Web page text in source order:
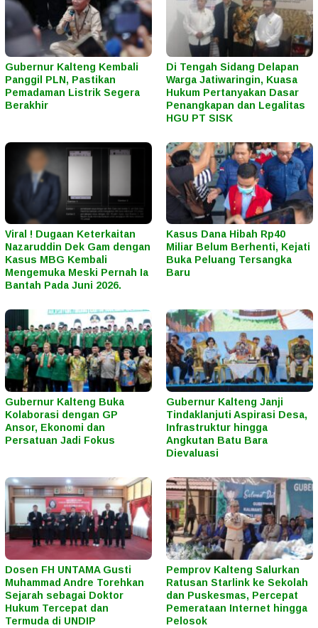
Gubernur Kalteng Kembali
Panggil PLN, Pastikan
Pemadaman Listrik Segera
Berakhir
Di Tengah Sidang Delapan
Warga Jatiwaringin, Kuasa
Hukum Pertanyakan Dasar
Penangkapan dan Legalitas
HGU PT SISK
Viral ! Dugaan Keterkaitan
Nazaruddin Dek Gam dengan
Kasus MBG Kembali
Mengemuka Meski Pernah Ia
Bantah Pada Juni 2026.
Kasus Dana Hibah Rp40
Miliar Belum Berhenti, Kejati
Buka Peluang Tersangka
Baru
Gubernur Kalteng Buka
Kolaborasi dengan GP
Ansor, Ekonomi dan
Persatuan Jadi Fokus
Gubernur Kalteng Janji
Tindaklanjuti Aspirasi Desa,
Infrastruktur hingga
Angkutan Batu Bara
Dievaluasi
Dosen FH UNTAMA Gusti
Muhammad Andre Torehkan
Sejarah sebagai Doktor
Hukum Tercepat dan
Termuda di UNDIP
Pemprov Kalteng Salurkan
Ratusan Starlink ke Sekolah
dan Puskesmas, Percepat
Pemerataan Internet hingga
Pelosok